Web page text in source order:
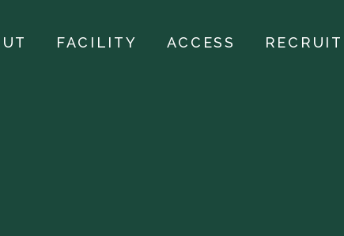
FACILITY ACCESS RECRUIT